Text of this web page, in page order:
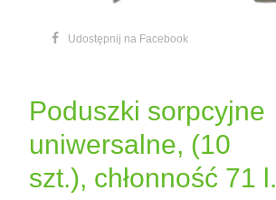
Udostępnij na Facebook
Poduszki sorpcyjne
uniwersalne, (10
szt.), chłonność 71 l.